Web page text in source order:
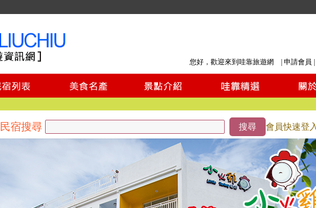
您好，歡迎來到哇靠旅遊網 | 申請會員
民宿搜尋 搜尋 會員快速登